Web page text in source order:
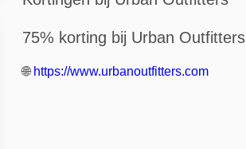
75% korting bij Urban Outfitters
🌐 https://www.urbanoutfitters.com